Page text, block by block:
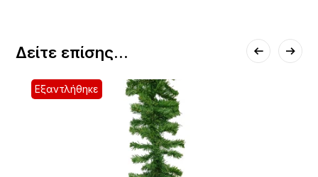
Δείτε επίσης...
Εξαντλήθηκε